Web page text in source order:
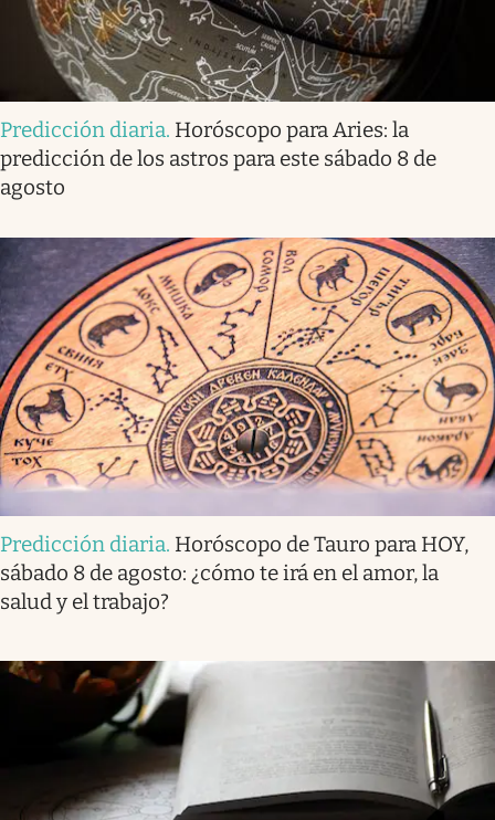
Predicción diaria. Horóscopo para Aries: la
predicción de los astros para este sábado 8 de
agosto
Predicción diaria. Horóscopo de Tauro para HOY,
sábado 8 de agosto: ¿cómo te irá en el amor, la
salud y el trabajo?